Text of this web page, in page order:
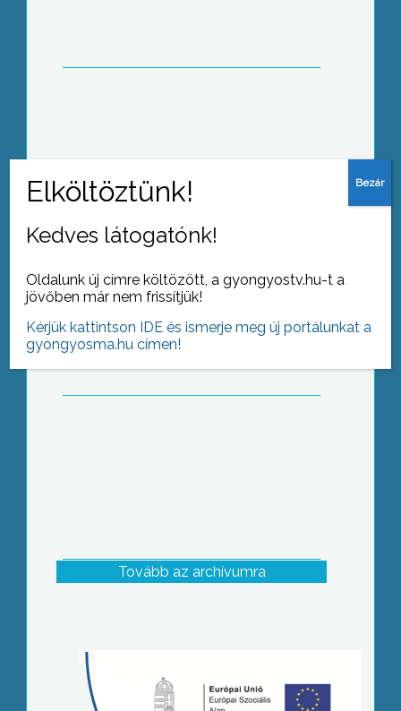
Az év végén az árvíz fenyegette a
Tovább az archívumra
Kedves látogatónk!
Oldalunk új címre költözött, a gyongyostv.hu-t a
jövőben már nem frissítjük!
Kérjük kattintson IDE és ismerje meg új portálunkat a
gyongyosma.hu címen!